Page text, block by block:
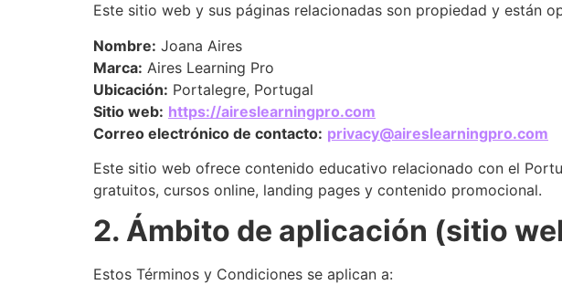
Este sitio web y sus páginas relacionadas son propiedad y están
Nombre: Joana Aires
Marca: Aires Learning Pro
Ubicación: Portalegre, Portugal
Sitio web: https://aireslearningpro.com
Correo electrónico de contacto: privacy@aireslearningpro.com
Este sitio web ofrece contenido educativo relacionado con el
gratuitos, cursos online, landing pages y contenido promocional.
2. Ámbito de aplicación (sitio
Estos Términos y Condiciones se aplican a: